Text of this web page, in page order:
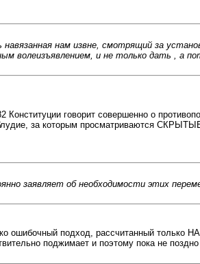
нам извне, смотрящий за
волеизъявлением, и не только дать , а
говорит совершенно о
за которым просматриваются
заявляет об необходимости этих
ошибочный подход, рассчитанный
поджимает и поэтому пока не